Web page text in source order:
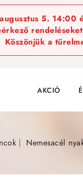
5. 14:00
Köszönjük a
AKCIÓ
Nemesacél